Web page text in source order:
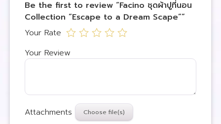
Be the first to review “Facino ชุดผ้าปูที่นอน
Collection “Escape to a Dream Scape””
Your Rate
Your Review
Attachments